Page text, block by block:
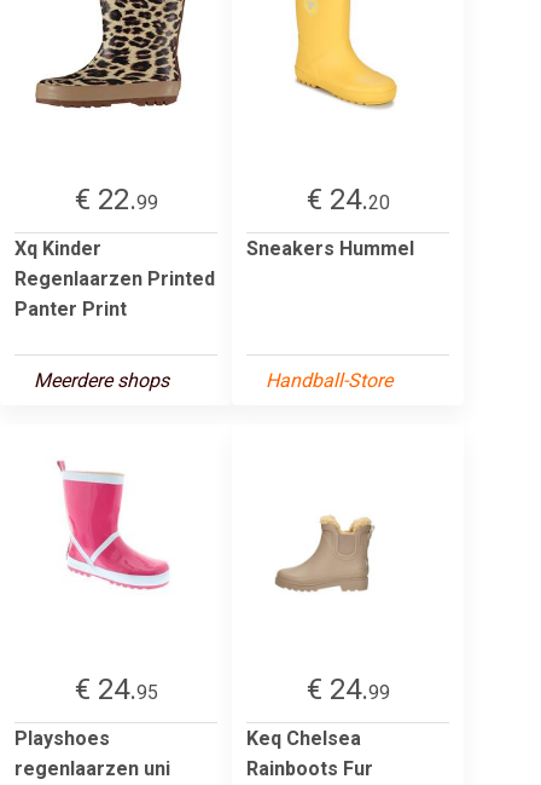
€ 22.99
Xq Kinder
Regenlaarzen Printed
Panter Print
Meerdere shops
€ 24.20
Sneakers Hummel
Handball-Store
€ 24.95
Playshoes
regenlaarzen uni
€ 24.99
Keq Chelsea
Rainboots Fur